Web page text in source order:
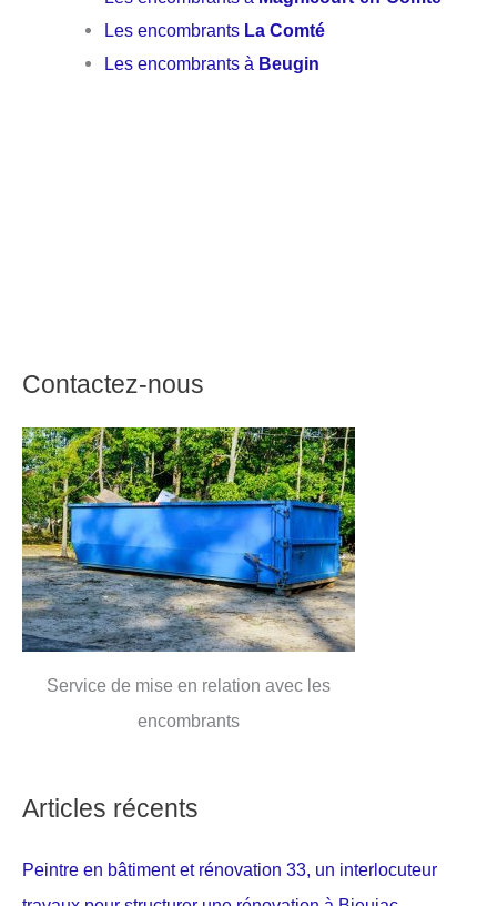
Les encombrants La Comté
Les encombrants à Beugin
Contactez-nous
Service de mise en relation avec les
encombrants
Articles récents
Peintre en bâtiment et rénovation 33, un interlocuteur